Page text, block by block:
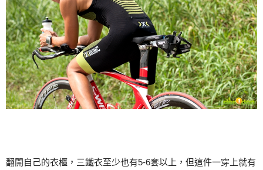
翻開自己的衣櫃，三鐵衣至少也有5-6套以上，但這件一穿上就有